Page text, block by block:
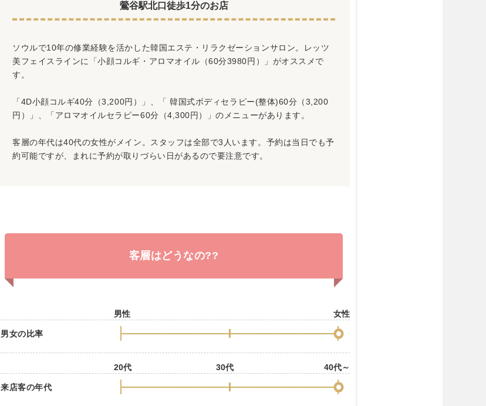
鶯谷駅北口徒歩1分のお店
ソウルで10年の修業経験を活かした韓国エステ・リラクゼーションサロン。レッツ
美フェイスラインに「小顔コルギ・アロマオイル（60分3980円）」がオススメで
す。
「4D小顔コルギ40分（3,200円）」、「 韓国式ボディセラピー(整体)60分（3,200
円）」、「アロマオイルセラピー60分（4,300円）」のメニューがあります。
客層の年代は40代の女性がメイン。スタッフは全部で3人います。予約は当日でも予
約可能ですが、まれに予約が取りづらい日があるので要注意です。
客層はどうなの??
男性 女性
男女の比率
20代 30代 40代～
来店客の年代